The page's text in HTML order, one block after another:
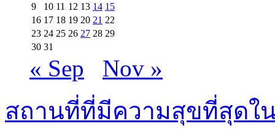
9
10 11 12 13 14 15
16 17 18 19 20 21 22
23 24 25 26 27 28 29
30 31
« Sep
Nov »
สถานที่ที่มีความสุขที่สุดใ